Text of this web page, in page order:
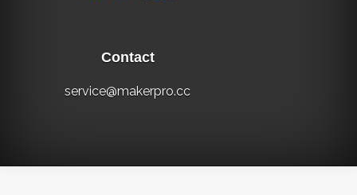
Contact
service@makerpro.cc